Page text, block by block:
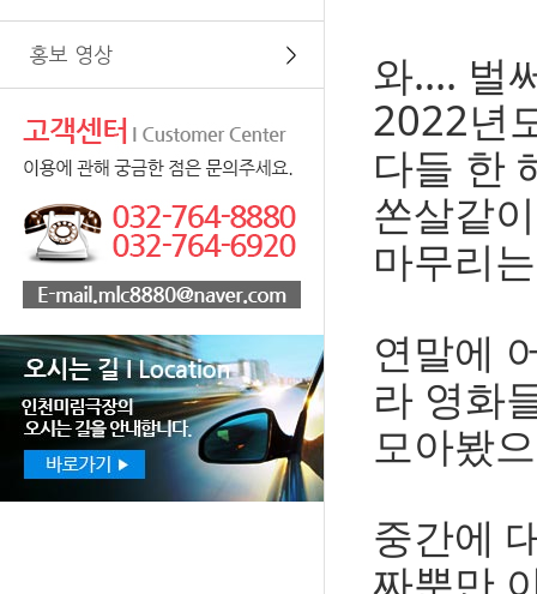
홍보 영상 ＞
와.... 벌
2022년
다들 한
쏜살같
마무리
연말에
라 영화
모아봤
중간에
짜뿐만